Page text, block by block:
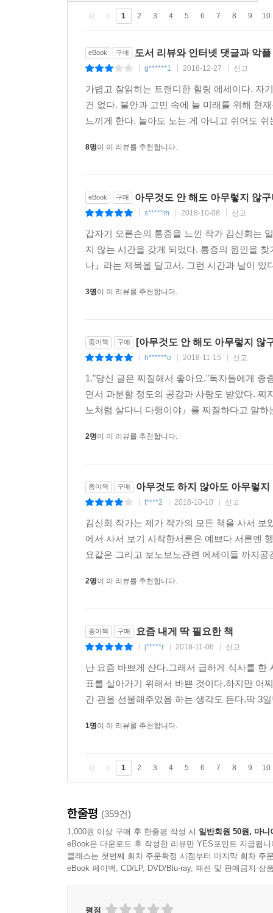
1 2 3 4 5 6 7 8 9 10
eBook 구매 도서 리뷰와 인터넷 댓글과 악
g******1 2018-12-27 신고
가볍고 잘읽히는 트랜디한 힐링 에세이다. 자
건 없다. 불안과 고민 속에 늘 미래를 위해 현
느끼게 한다. 놀아도 노는 게 아니고 쉬어도
8명이 이 리뷰를 추천합니다.
eBook 구매 아무것도 안 해도 아무렇지 않
s*****m 2018-10-08 신고
갑자기 오른손의 통증을 느낀 작가 김신회는
지 않는 시간을 갖게 되었다. 통증의 원인을
나』라는 제목을 달고서. 그런 시간과 날이
3명이 이 리뷰를 추천합니다.
종이책 구매 [아무것도 안 해도 아무렇지 않
h******o 2018-11-15 신고
1."당신 글은 찌질해서 좋아요."독자들에게 종
면서 과분할 정도의 공감과 사랑도 받았다.
노처럼 살다니 다행이야』를 찌질하다고 말
2명이 이 리뷰를 추천합니다.
종이책 구매 아무것도 하지 않아도 아무렇지
t****2 2018-10-10 신고
김신회 작가는 제가 작가의 모든 책을 사서
에서 사서 보기 시작한서른은 예쁘다 서른엔
요같은 그리고 보노보노관련 에세이들 까지
2명이 이 리뷰를 추천합니다.
종이책 구매 요즘 내게 딱 필요한 책
j*****r 2018-11-06 신고
난 요즘 바쁘게 산다.그래서 급하게 식사를
표를 살아가기 위해서 바쁜 것이다.하지만 어
간 관을 선물해주었음 하는 생각도 든다.딱 3
1명이 이 리뷰를 추천합니다.
1 2 3 4 5 6 7 8 9 10
한줄평 (359건)
1,000원 이상 구매 후 한줄평 작성 시 일반회원 50원, 마니
eBook은 다운로드 후 작성한 리뷰만 YES포인트 지급됩니
클래스는 첫번째 회차 주문확정 시점부터 마지막 회차 주
eBook 페이백, CD/LP, DVD/Blu-ray, 패션 및 판매금지 상
평점